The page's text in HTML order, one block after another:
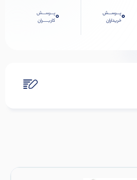
0پـــرســـش
خریداران
0پـــرســـش
کاربـــــران